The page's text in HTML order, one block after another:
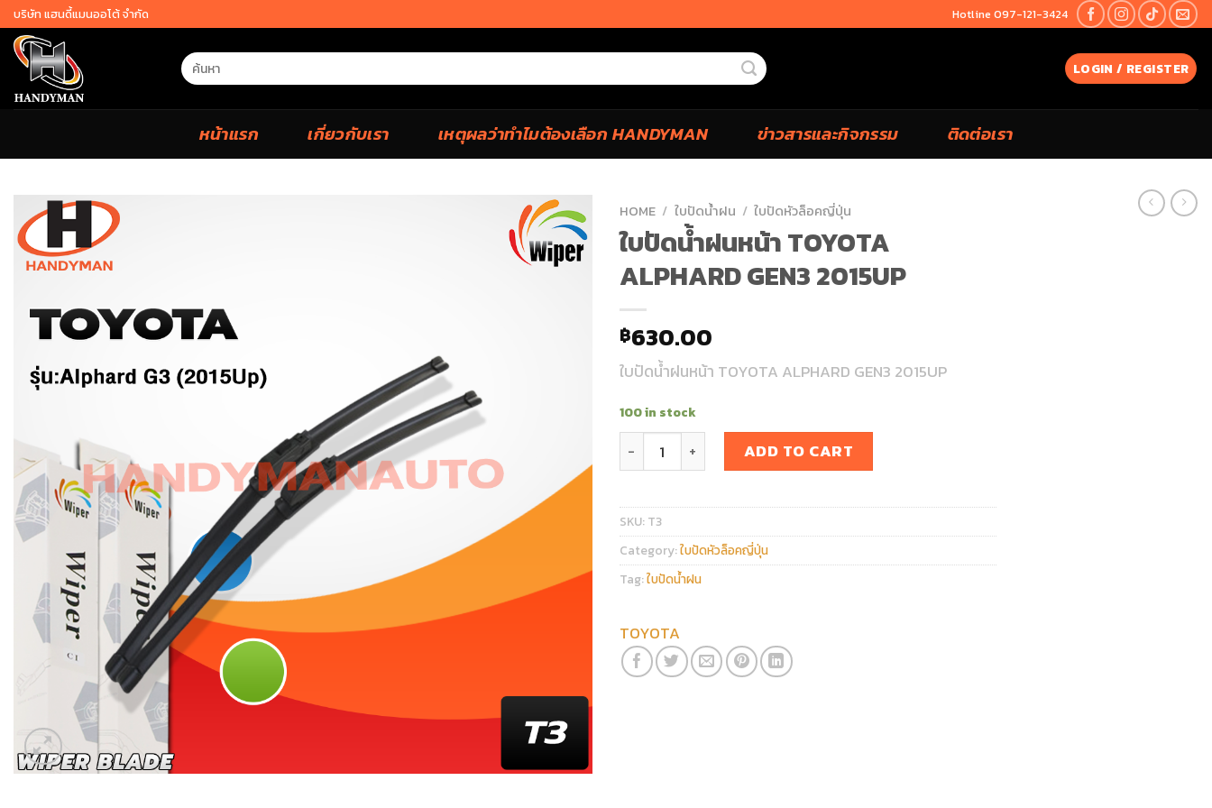
Skip
to
content
บริษัท แฮนดี้แมนออโต้ จำกัด Hotline 097-121-3424
Search
for:
LOGIN / REGISTER
หน้าแรก เกี่ยวกับเรา เหตุผลว่าทำไมต้องเลือก HANDYMAN ข่าวสารและกิจกรรม ติดต่อเรา
HOME / ใบปัดน้ำฝน / ใบปัดหัวล็อคญี่ปุ่น
ใบปัดน้ำฝนหน้า TOYOTA
ALPHARD GEN3 2015UP
฿630.00
ใบปัดน้ำฝนหน้า TOYOTA ALPHARD GEN3 2015UP
100 in stock
ใบปัดน้ำฝนหน้า TOYOTA ALPHARD GEN3 2015UP quantity
ADD TO CART
SKU: T3
Category:ใบปัดหัวล็อคญี่ปุ่น
Tag:ใบปัดน้ำฝน
TOYOTA